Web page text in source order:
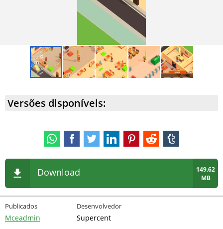
Versões disponíveis:
Download
149.62
MB
Publicados
Mceadmin
Desenvolvedor
Supercent